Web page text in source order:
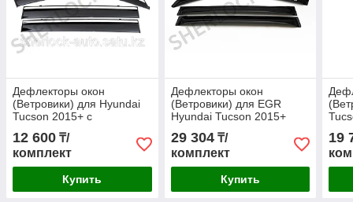
Дефлекторы окон
(Ветровики) для Hyundai
Tucson 2015+ с
металлическим
молдингом
12 600 ₸/
комплект
Купить
Дефлекторы окон
(Ветровики) для EGR
Hyundai Tucson 2015+
29 304₸/
комплект
Купить
19